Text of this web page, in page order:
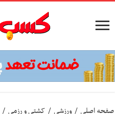
صفحه اصلی / ورزشی / کشتی و رزمی /